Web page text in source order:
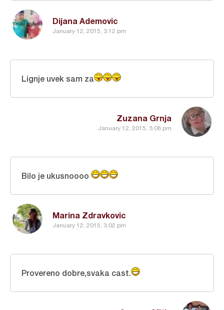
Dijana Ademovic
January 12, 2015, 3:12 pm
Zuzana Grnja
January 12, 2015, 3:08 pm
Lignje uvek sam za
Marina Zdravkovic
January 12, 2015, 3:02 pm
Bilo je ukusnoooo
Provereno dobre,svaka cast.